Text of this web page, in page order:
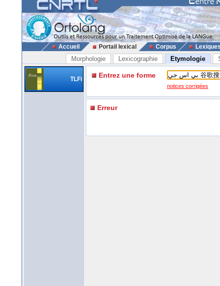
Accueil Portail lexical Corpus
Morphologie Lexicographie Etymologie
TLFi Entrez une forme
notices corrigées
Erreur